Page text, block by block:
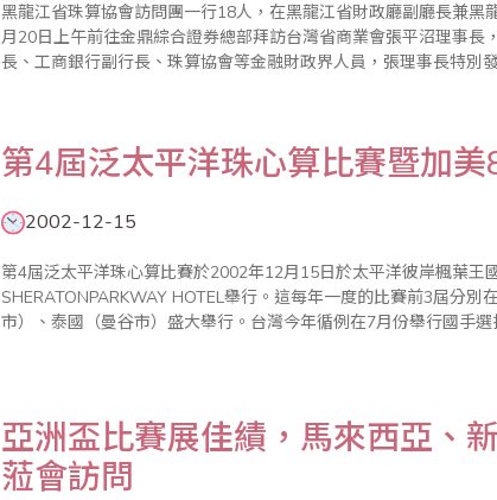
黑龍江省珠算協會訪問團一行18人，在黑龍江省財政廳副廳長兼黑
月20日上午前往金鼎綜合證券總部拜訪台灣省商業會張平沼理事長
長、工商銀行副行長、珠算協會等金融財政界人員，張理事長特別
第4屆泛太平洋珠心算比賽暨加
2002-12-15
第4屆泛太平洋珠心算比賽於2002年12月15日於太平洋彼岸楓葉王
SHERATONPARKWAY HOTEL舉行。這每年一度的比賽前3屆分別
市）、泰國（曼谷市）盛大舉行。台灣今年循例在7月份舉行國手
亞洲盃比賽展佳績，馬來西亞、
蒞會訪問